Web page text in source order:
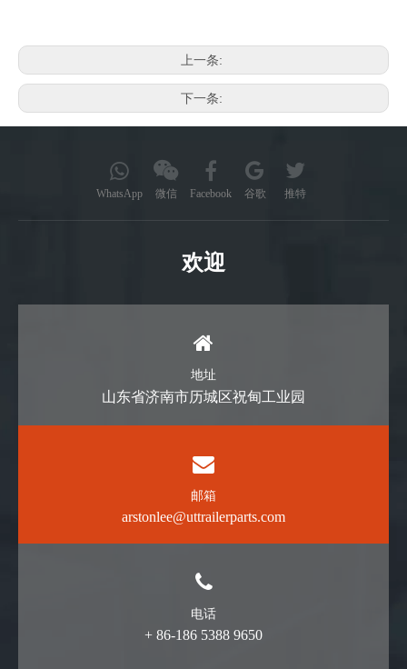
上一条:
下一条:
WhatsApp 微信 Facebook 谷歌 推特
欢迎
地址
山东省济南市历城区祝甸工业园
邮箱
arstonlee@uttrailerparts.com
电话
+ 86-186 5388 9650